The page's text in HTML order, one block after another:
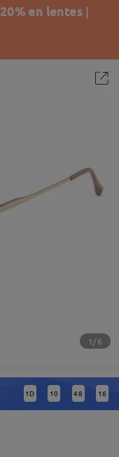
en lentes |
1/6
1 D : 10 : 48 : 15